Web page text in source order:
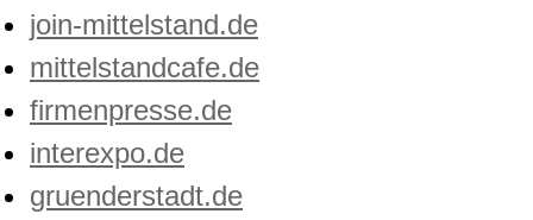
join-mittelstand.de
mittelstandcafe.de
firmenpresse.de
interexpo.de
gruenderstadt.de